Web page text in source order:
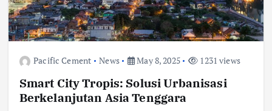
Pacific Cement News May 8, 2025 1231 views
Smart City Tropis: Solusi Urbanisasi
Berkelanjutan Asia Tenggara